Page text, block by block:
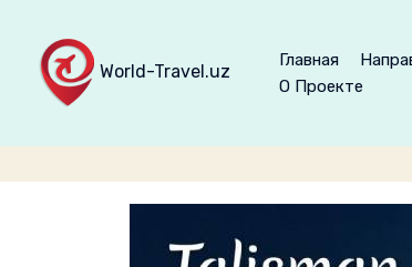
World-Travel.uz
Главная
О Проекте